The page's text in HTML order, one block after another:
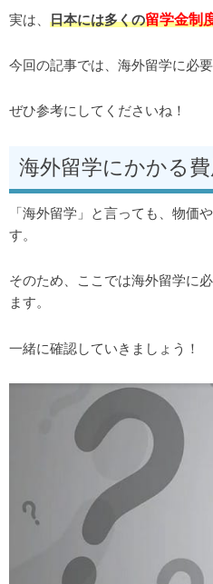
実は、 日本には多くの留学金制
今回の記事では、海外留学に必
ぜひ参考にしてくださいね！
海外留学にかかる費
「海外留学」と言っても、物価
す。
そのため、ここでは海外留学に
ます。
一緒に確認していきましょう！